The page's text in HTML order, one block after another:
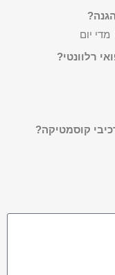
מדי יום
רלוונטי?
קוסמטיקה?